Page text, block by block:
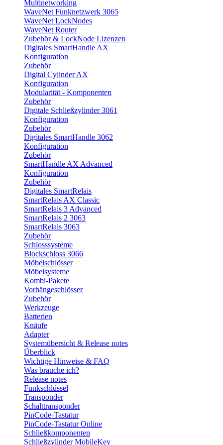
Multinetworking
WaveNet Funknetzwerk 3065
WaveNet LockNodes
WaveNet Router
Zubehör & LockNode Lizenzen
Digitales SmartHandle AX
Konfiguration
Zubehör
Digital Cylinder AX
Konfiguration
Modularität - Komponenten
Zubehör
Digitale Schließzylinder 3061
Konfiguration
Zubehör
Digitales SmartHandle 3062
Konfiguration
Zubehör
SmartHandle AX Advanced
Konfiguration
Zubehör
Digitales SmartRelais
SmartRelais AX Classic
SmartRelais 3 Advanced
SmartRelais 2 3063
SmartRelais 3063
Zubehör
Schlosssysteme
Blockschloss 3066
Möbelschlösser
Möbelsysteme
Kombi-Pakete
Vorhängeschlösser
Zubehör
Werkzeuge
Batterien
Knäufe
Adapter
Systemübersicht & Release notes
Überblick
Wichtige Hinweise & FAQ
Was brauche ich?
Release notes
Funkschlüssel
Transponder
Schalttransponder
PinCode-Tastatur
PinCode-Tastatur Online
Schließkomponenten
Schließzylinder MobileKey